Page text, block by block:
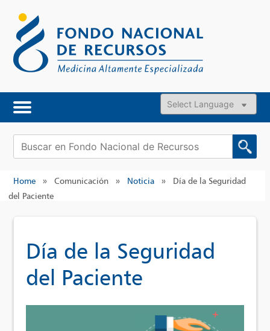
content
Powered by
Buscar:
Home » Comunicación » Noticia »
Día de la Seguridad
del Paciente
Día de la Seguridad
del Paciente